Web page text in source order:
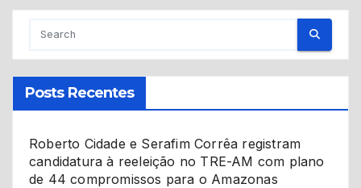
Posts Recentes
Roberto Cidade e Serafim Corrêa registram
candidatura à reeleição no TRE-AM com plano
de 44 compromissos para o Amazonas